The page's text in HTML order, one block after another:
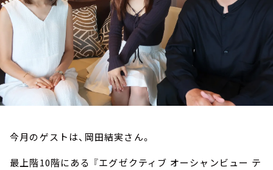
今月のゲストは、岡田結実さん。
最上階10階にある 『エグゼクティブ オーシャンビュー テ